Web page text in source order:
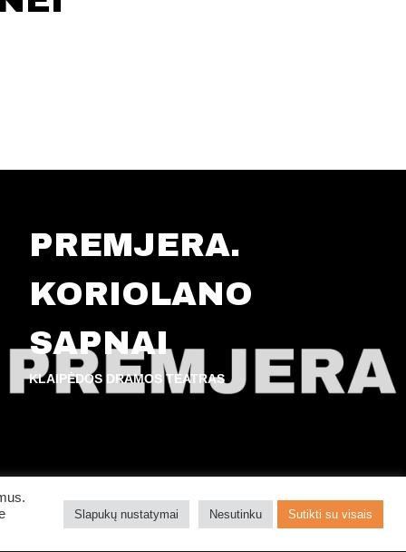
PREMJERA.
KORIOLANO
SAPNAI
KLAIPĖDOS DRAMOS TEATRAS
PIRKTI BILIETUS
Slapukų nustatymai Nesutinku Sutikti su visais